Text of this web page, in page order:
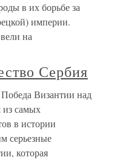
в их борьбе за
империи.
на
Сербия
Византии над
из самых
в истории
серьезные
которая